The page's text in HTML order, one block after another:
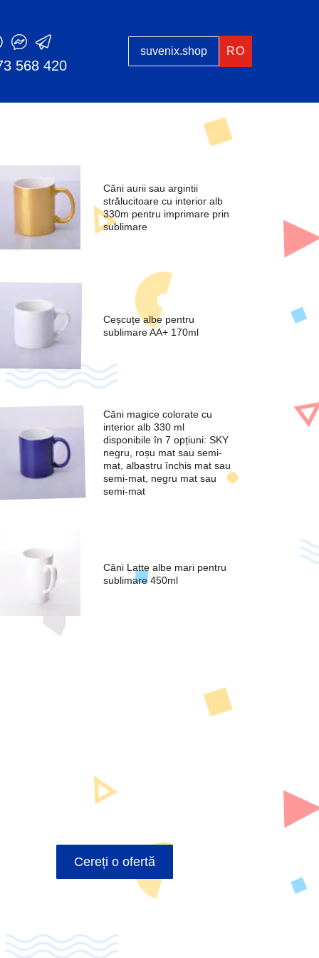
568 420
suvenix.shop RO
Căni aurii sau argintii
strălucitoare cu interior alb
330m pentru imprimare prin
sublimare
Ceșcuțe albe pentru
sublimare AA+ 170ml
Căni magice colorate cu
interior alb 330 ml
disponibile în 7 opțiuni: SKY
negru, roșu mat sau semi-
mat, albastru închis mat sau
semi-mat, negru mat sau
semi-mat
Căni Latte albe mari pentru
sublimare 450ml
Cereți o ofertă